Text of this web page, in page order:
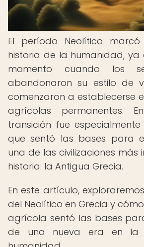
El período Neolítico
historia de la humanidad, ya
momento cuando los
abandonaron su estilo de
comenzaron a establecerse
agrícolas permanentes.
transición fue especialmente
que sentó las bases para
una de las civilizaciones más
historia: la Antigua Grecia.
En este artículo,
del Neolítico en Grecia y
agrícola sentó las bases
de una nueva era en la